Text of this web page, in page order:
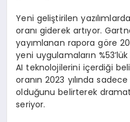
Yeni geliştirilen
oranı giderek artıyor.
yayımlanan rapora göre
yeni uygulamaların
AI teknolojilerini içerdiği
oranın 2023 yılında sadece
olduğunu belirterek
seriyor.